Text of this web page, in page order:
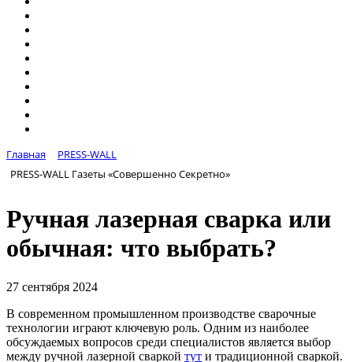
Главная
PRESS-WALL
PRESS-WALL Газеты «Совершенно Секретно»
Ручная лазерная сварка или
обычная: что выбрать?
27 сентября 2024
В современном промышленном производстве сварочные
технологии играют ключевую роль. Одним из наиболее
обсуждаемых вопросов среди специалистов является выбор
между ручной лазерной сваркой тут и традиционной сваркой.